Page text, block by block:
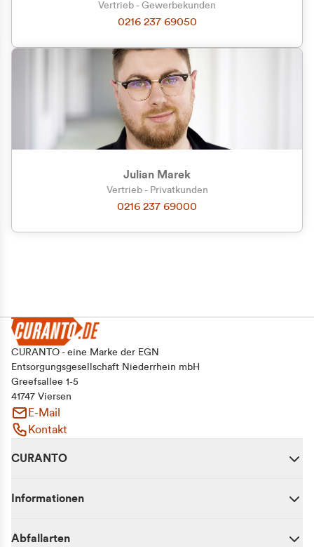
Zu welcher Kundengruppe
gehören Sie?
Privatkunde (inkl. MwSt.)
Geschäftskunde (exkl. MwSt.)
Vertrieb - Gewerbekunden
0216 237 69050
Julian Marek
Vertrieb - Privatkunden
0216 237 69000
CURANTO - eine Marke der EGN
Entsorgungsgesellschaft Niederrhein mbH
Greefsallee 1-5
41747 Viersen
E-Mail
Kontakt
CURANTO
Informationen
Abfallarten